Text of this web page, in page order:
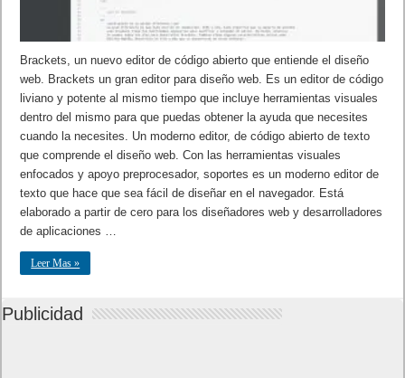
Brackets, un nuevo editor de código abierto que entiende el diseño
web. Brackets un gran editor para diseño web. Es un editor de código
liviano y potente al mismo tiempo que incluye herramientas visuales
dentro del mismo para que puedas obtener la ayuda que necesites
cuando la necesites. Un moderno editor, de código abierto de texto
que comprende el diseño web. Con las herramientas visuales
enfocados y apoyo preprocesador, soportes es un moderno editor de
texto que hace que sea fácil de diseñar en el navegador. Está
elaborado a partir de cero para los diseñadores web y desarrolladores
de aplicaciones …
Leer Mas »
Publicidad